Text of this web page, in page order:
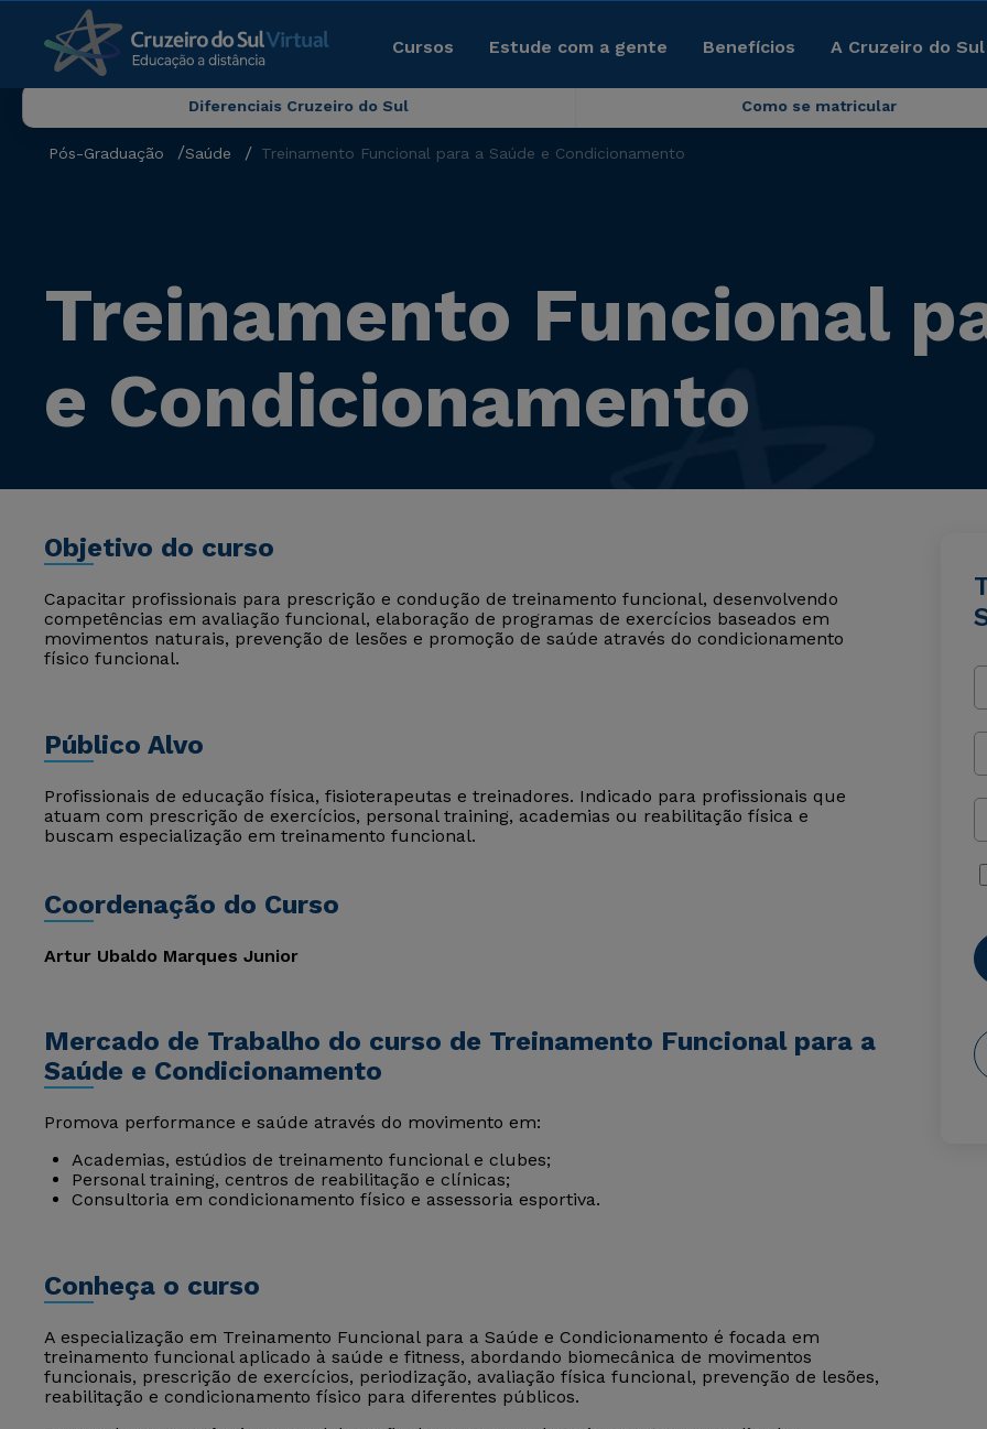
Cursos Estude com a gente Benefícios A Cruzeiro do
Diferenciais Cruzeiro do Sul Como se matricular
Pós-Graduação Saúde Treinamento Funcional para a Saúde e Condicionamento
Treinamento Funcional
e Condicionamento
Objetivo do curso
Capacitar profissionais para prescrição e condução de treinamento funcional, desenvolvendo
competências em avaliação funcional, elaboração de programas de exercícios baseados em
movimentos naturais, prevenção de lesões e promoção de saúde através do condicionamento
físico funcional.
Público Alvo
Profissionais de educação física, fisioterapeutas e treinadores. Indicado para profissionais que
atuam com prescrição de exercícios, personal training, academias ou reabilitação física e
buscam especialização em treinamento funcional.
Coordenação do Curso
Artur Ubaldo Marques Junior
Mercado de Trabalho do curso de Treinamento Funcional para a
Saúde e Condicionamento
Promova performance e saúde através do movimento em:
Academias, estúdios de treinamento funcional e clubes;
Personal training, centros de reabilitação e clínicas;
Consultoria em condicionamento físico e assessoria esportiva.
Conheça o curso
A especialização em Treinamento Funcional para a Saúde e Condicionamento é focada em
treinamento funcional aplicado à saúde e fitness, abordando biomecânica de movimentos
funcionais, prescrição de exercícios, periodização, avaliação física funcional, prevenção de lesões,
reabilitação e condicionamento físico para diferentes públicos.